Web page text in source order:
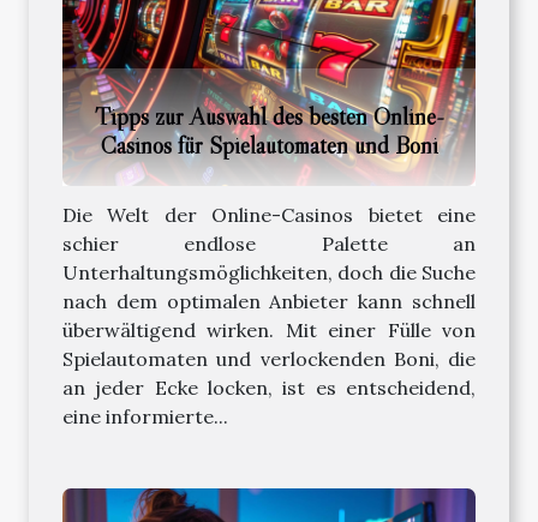
Tipps zur Auswahl des besten Online-
Casinos für Spielautomaten und Boni
Die Welt der Online-Casinos bietet eine
schier endlose Palette an
Unterhaltungsmöglichkeiten, doch die Suche
nach dem optimalen Anbieter kann schnell
überwältigend wirken. Mit einer Fülle von
Spielautomaten und verlockenden Boni, die
an jeder Ecke locken, ist es entscheidend,
eine informierte...